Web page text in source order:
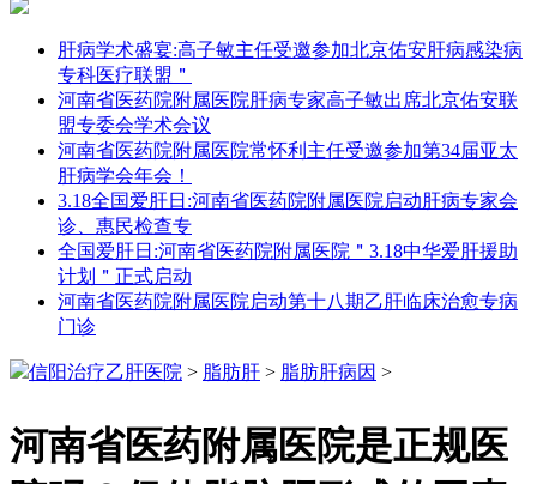
肝病学术盛宴:高子敏主任受邀参加北京佑安肝病感染病
专科医疗联盟＂
河南省医药院附属医院肝病专家高子敏出席北京佑安联
盟专委会学术会议
河南省医药院附属医院常怀利主任受邀参加第34届亚太
肝病学会年会！
3.18全国爱肝日:河南省医药院附属医院启动肝病专家会
诊、惠民检查专
全国爱肝日:河南省医药院附属医院＂3.18中华爱肝援助
计划＂正式启动
河南省医药院附属医院启动第十八期乙肝临床治愈专病
门诊
信阳治疗乙肝医院 > 脂肪肝 > 脂肪肝病因 >
河南省医药附属医院是正规医